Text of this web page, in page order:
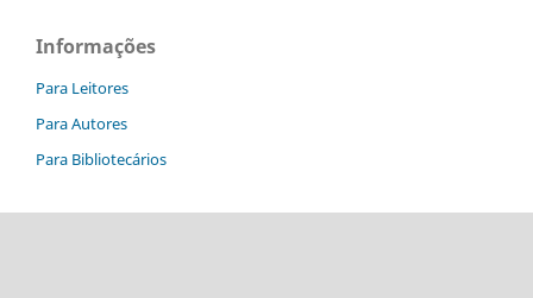
Informações
Para Leitores
Para Autores
Para Bibliotecários